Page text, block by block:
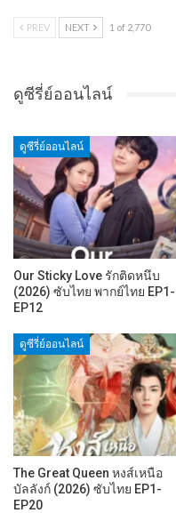
PREV NEXT 1 of 2,770
ดูซีรี่ย์ออนไลน์
ดูซีรี่ย์ออนไลน์
Our Sticky Love รักติดหนึบ
(2026) ซับไทย พากย์ไทย EP1-
EP12
ดูซีรี่ย์ออนไลน์
The Great Queen หงส์เหนือ
บัลลังก์ (2026) ซับไทย EP1-
EP20